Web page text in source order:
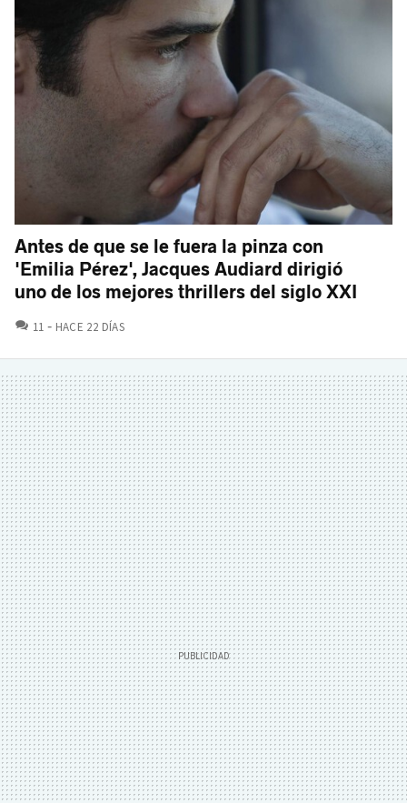
Antes de que se le fuera la pinza con
'Emilia Pérez', Jacques Audiard dirigió
uno de los mejores thrillers del siglo XXI
11 COMENTARIOS
HACE 22 DÍAS